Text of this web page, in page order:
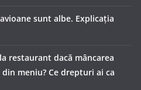
sunt albe. Explicația
restaurant dacă mâncarea
meniu? Ce drepturi ai ca